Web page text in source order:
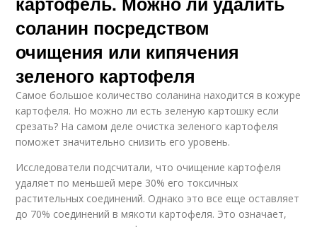
соланин посредством
очищения или кипячения
зеленого картофеля
Самое большое количество соланина находится в кожуре
картофеля. Но можно ли есть зеленую картошку если
срезать? На самом деле очистка зеленого картофеля
поможет значительно снизить его уровень.
Исследователи подсчитали, что очищение картофеля
удаляет по меньшей мере 30% его токсичных
растительных соединений. Однако это все еще оставляет
до 70% соединений в мякоти картофеля. Это означает,